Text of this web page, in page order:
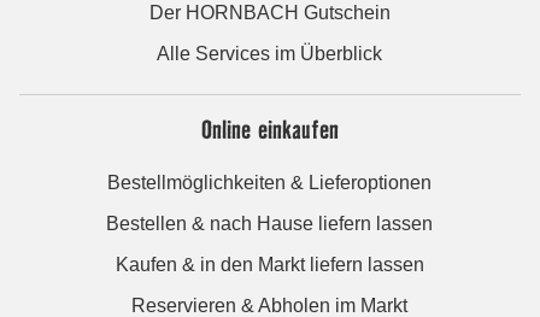
Der HORNBACH Gutschein
Alle Services im Überblick
Online einkaufen
Bestellmöglichkeiten & Lieferoptionen
Bestellen & nach Hause liefern lassen
Kaufen & in den Markt liefern lassen
Reservieren & Abholen im Markt